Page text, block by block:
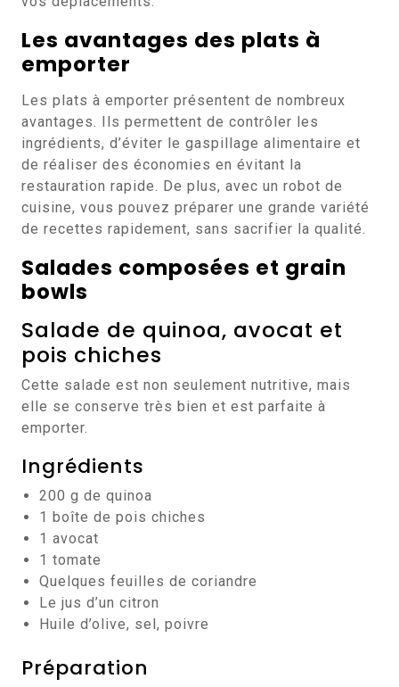
Les avantages des plats à
emporter
Les plats à emporter présentent de nombreux
avantages. Ils permettent de contrôler les
ingrédients, d’éviter le gaspillage alimentaire et
de réaliser des économies en évitant la
restauration rapide. De plus, avec un robot de
cuisine, vous pouvez préparer une grande variété
de recettes rapidement, sans sacrifier la qualité.
Salades composées et grain
bowls
Salade de quinoa, avocat et
pois chiches
Cette salade est non seulement nutritive, mais
elle se conserve très bien et est parfaite à
emporter.
Ingrédients
200 g de quinoa
1 boîte de pois chiches
1 avocat
1 tomate
Quelques feuilles de coriandre
Le jus d’un citron
Huile d’olive, sel, poivre
Préparation